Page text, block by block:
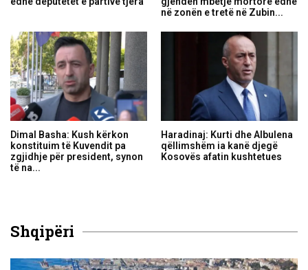
në zonën e tretë në Zubin...
Dimal Basha: Kush kërkon
konstituim të Kuvendit pa
zgjidhje për president, synon
të na...
Haradinaj: Kurti dhe Albulena
qëllimshëm ia kanë djegë
Kosovës afatin kushtetues
Shqipëri